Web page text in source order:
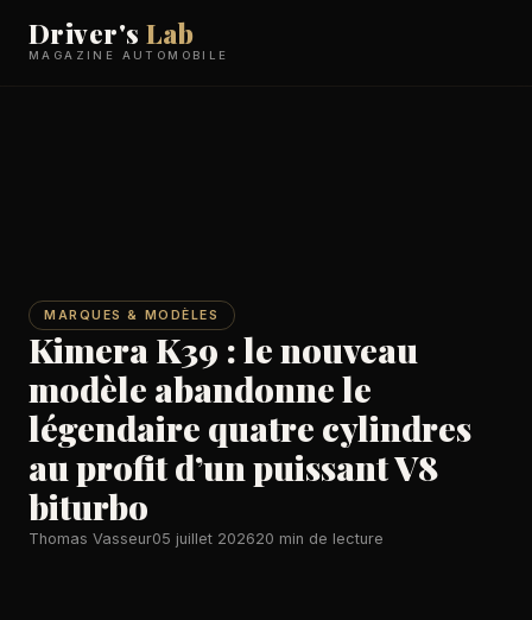
Driver'sLab
MAGAZINE AUTOMOBILE
MARQUES & MODÈLES
Kimera K39 : le nouveau
modèle abandonne le
légendaire quatre cylindres
au profit d’un puissant V8
biturbo
Thomas Vasseur05 juillet 202620 min de lecture